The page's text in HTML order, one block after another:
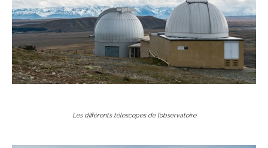
Les différents télescopesde l’observatoire